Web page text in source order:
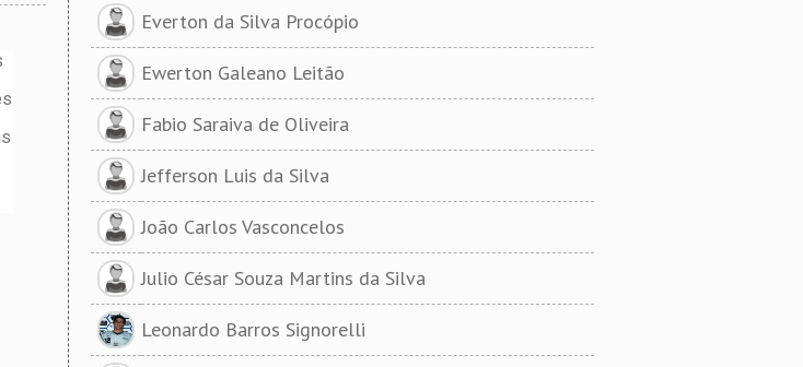
Everton da Silva Procópio
Ewerton Galeano Leitão
Fabio Saraiva de Oliveira
Jefferson Luis da Silva
João Carlos Vasconcelos
Julio César Souza Martins da Silva
Leonardo Barros Signorelli